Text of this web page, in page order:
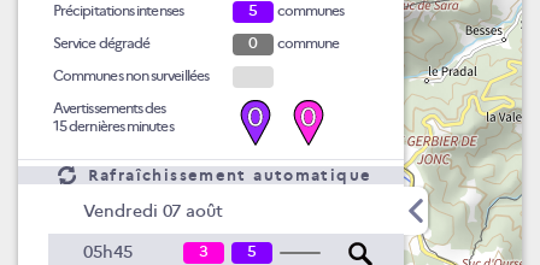
Précipitations intenses
5
communes
Service dégradé
0
commune
Communes non surveillées
Avertissements des
15 dernières minutes
0 0
Rafraîchissement automatique
Vendredi 07 août
05h45 3 5